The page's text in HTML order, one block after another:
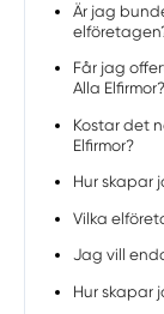
Är jag
Får jag
Alla Elfirmor?
Kostar det
Elfirmor?
Hur skapar
Vilka
Jag vill
Hur skapar